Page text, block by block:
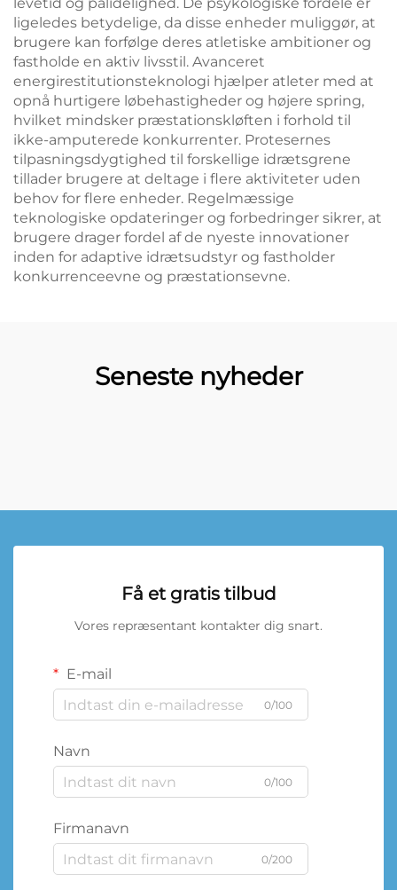
ligeledes betydelige, da disse enheder muliggør, at
brugere kan forfølge deres atletiske ambitioner og
fastholde en aktiv livsstil. Avanceret
energirestitutionsteknologi hjælper atleter med at
opnå hurtigere løbehastigheder og højere spring,
hvilket mindsker præstationskløften i forhold til
ikke-amputerede konkurrenter. Protesernes
tilpasningsdygtighed til forskellige idrætsgrene
tillader brugere at deltage i flere aktiviteter uden
behov for flere enheder. Regelmæssige
teknologiske opdateringer og forbedringer sikrer, at
brugere drager fordel af de nyeste innovationer
inden for adaptive idrætsudstyr og fastholder
konkurrenceevne og præstationsevne.
Seneste nyheder
Få et gratis tilbud
Vores repræsentant kontakter dig snart.
E-mail
0/100
Navn
0/100
Firmanavn
0/200